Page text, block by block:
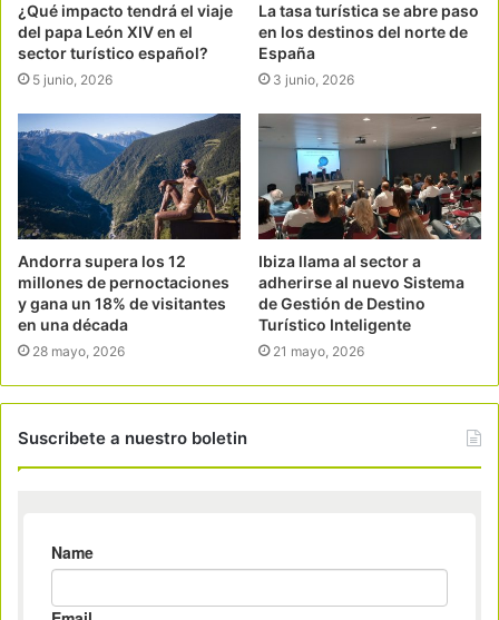
¿Qué impacto tendrá el viaje
del papa León XIV en el
sector turístico español?
5 junio, 2026
La tasa turística se abre paso
en los destinos del norte de
España
3 junio, 2026
Andorra supera los 12
millones de pernoctaciones
y gana un 18% de visitantes
en una década
28 mayo, 2026
Ibiza llama al sector a
adherirse al nuevo Sistema
de Gestión de Destino
Turístico Inteligente
21 mayo, 2026
Suscribete a nuestro boletin